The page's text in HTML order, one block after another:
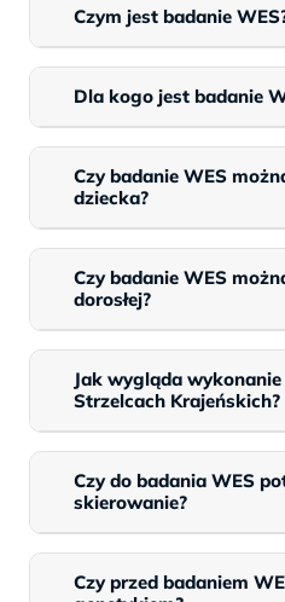
Czym jest badanie
Dla kogo jest badanie
Czy badanie WES
dziecka?
Czy badanie WES
dorosłej?
Jak wygląda
Strzelcach Krajeńskich?
Czy do badania WES
skierowanie?
Czy przed badaniem